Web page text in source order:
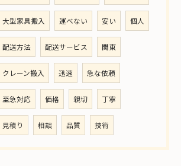
大型家具搬入 運べない 安い 個人
配送方法 配送サービス 関東
クレーン搬入 迅速 急な依頼
至急対応 価格 親切 丁寧
見積り 相談 品質 技術